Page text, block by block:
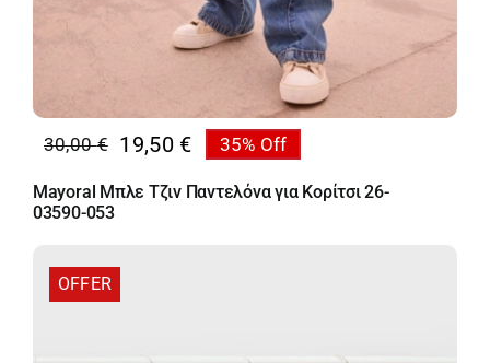
30,00€
Original
price
was:
19,50 €
Η
τρέχουσα
τιμή
19,50 €.
35% Off
Mayoral Μπλε Τζιν Παντελόνα για Κορίτσι 26-
03590-053
OFFER